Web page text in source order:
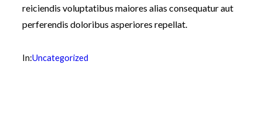
reiciendis voluptatibus maiores alias consequatur aut
perferendis doloribus asperiores repellat.
In:Uncategorized